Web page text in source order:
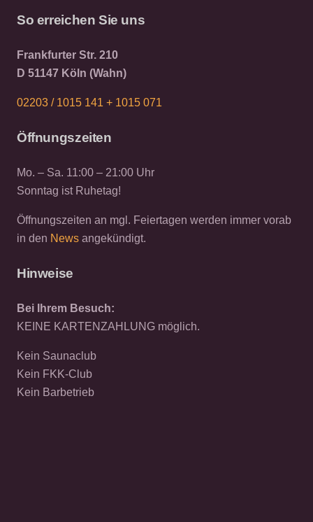
So erreichen Sie uns
Frankfurter Str. 210
D 51147 Köln (Wahn)
02203 / 1015 141 + 1015 071
Öffnungszeiten
Mo. – Sa. 11:00 – 21:00 Uhr
Sonntag ist Ruhetag!
Öffnungszeiten an mgl. Feiertagen werden immer vorab
in den News angekündigt.
Hinweise
Bei Ihrem Besuch:
KEINE KARTENZAHLUNG möglich.
Kein Saunaclub
Kein FKK-Club
Kein Barbetrieb